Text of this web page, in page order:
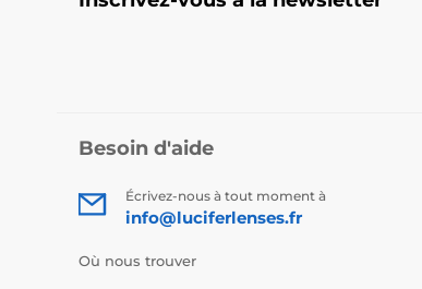
Besoin d'aide
Écrivez-nous à tout moment à
info@luciferlenses.fr
Où nous trouver